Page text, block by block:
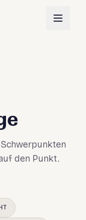
den Punkt.